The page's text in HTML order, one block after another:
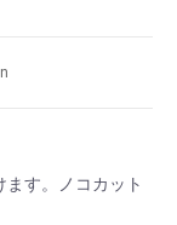
す。ノコカット